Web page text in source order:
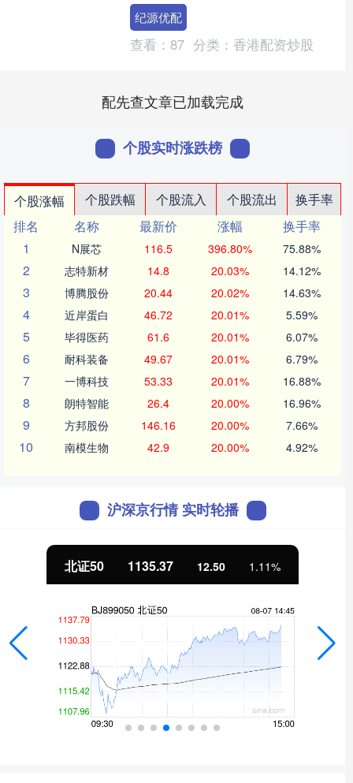
纪源优配
查看： 87 分类： 香港配资炒股
配先查文章已加载完成
个股实时涨跌榜
个股涨幅 个股跌幅 个股流入 个股流出
换手率
排名
名称 最新价 涨幅
换手率
1
N展芯 116.5 396.80% 75.88%
2 志特新材 14.8 20.03% 14.12%
3 博腾股份 20.44 20.02% 14.63%
4 近岸蛋白 46.72 20.01% 5.59%
5 毕得医药 61.6 20.01% 6.07%
6 耐科装备 49.67 20.01% 6.79%
7 一博科技 53.33 20.01% 16.88%
8 朗特智能 26.4 20.00% 16.96%
9 方邦股份 146.16 20.00% 7.66%
10 南模生物 42.9 20.00% 4.92%
沪深京行情 实时轮播
北证50 1135.37 12.50 1.11%